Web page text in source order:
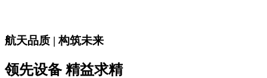
航天品质 | 构筑未来
领先设备 精益求精